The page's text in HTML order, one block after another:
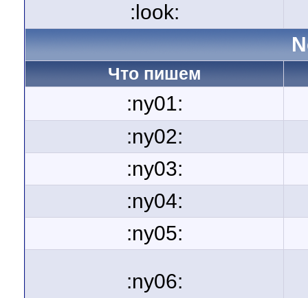
:look:
Что пишем
:ny01:
:ny02:
:ny03:
:ny04:
:ny05:
:ny06: